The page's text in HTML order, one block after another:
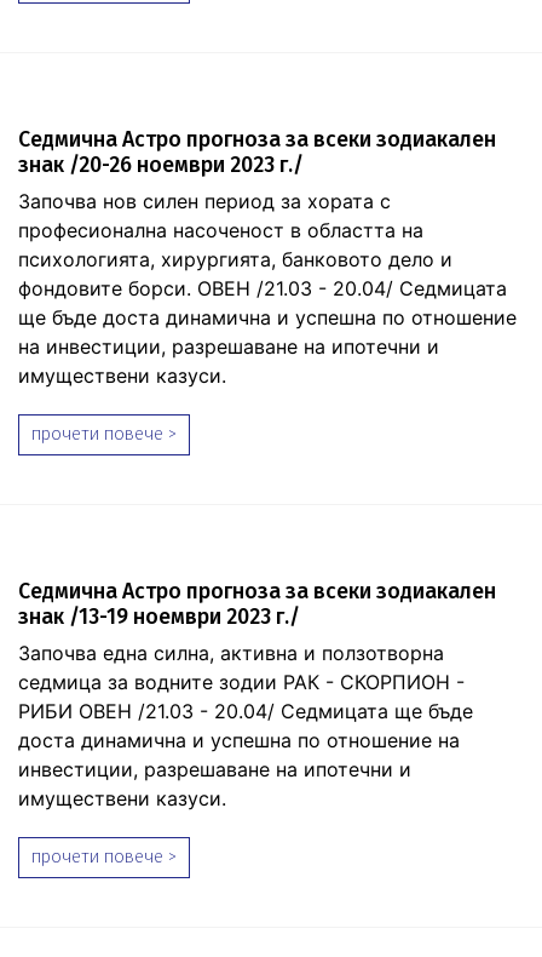
Седмична Астро прогноза за всеки зодиакален
знак /20-26 ноември 2023 г./
Започва нов силен период за хората с
професионална насоченост в областта на
психологията, хирургията, банковото дело и
фондовите борси. ОВЕН /21.03 - 20.04/ Седмицата
ще бъде доста динамична и успешна по отношение
на инвестиции, разрешаване на ипотечни и
имуществени казуси.
прочети повече >
Седмична Астро прогноза за всеки зодиакален
знак /13-19 ноември 2023 г./
Започва една силна, активна и ползотворна
седмица за водните зодии РАК - СКОРПИОН -
РИБИ ОВЕН /21.03 - 20.04/ Седмицата ще бъде
доста динамична и успешна по отношение на
инвестиции, разрешаване на ипотечни и
имуществени казуси.
прочети повече >